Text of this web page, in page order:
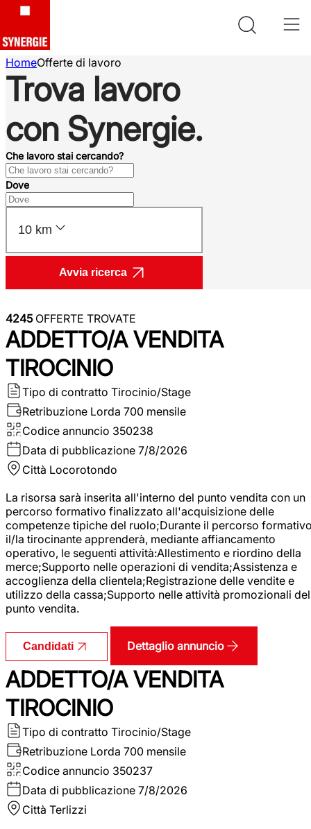
HomeOfferte di lavoro
Trova lavoro
con Synergie.
Che lavoro stai cercando?
Dove
10 km
Avvia ricerca
4245OFFERTE TROVATE
ADDETTO/A VENDITA
TIROCINIO
Tipo di contratto Tirocinio/Stage
Retribuzione Lorda 700 mensile
Codice annuncio 350238
Data di pubblicazione 7/8/2026
Città Locorotondo
La risorsa sarà inserita all'interno del punto vendita con un
percorso formativo finalizzato all'acquisizione delle
competenze tipiche del ruolo;Durante il percorso
il/la tirocinante apprenderà, mediante affiancamento
operativo, le seguenti attività:Allestimento e riordino della
merce;Supporto nelle operazioni di vendita;Assistenza e
accoglienza della clientela;Registrazione delle vendite e
utilizzo della cassa;Supporto nelle attività promozionali del
punto vendita.
Candidati Dettaglio annuncio
ADDETTO/A VENDITA
TIROCINIO
Tipo di contratto Tirocinio/Stage
Retribuzione Lorda 700 mensile
Codice annuncio 350237
Data di pubblicazione 7/8/2026
Città Terlizzi